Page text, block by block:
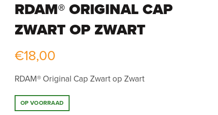
RDAM® ORIGINAL CAP
ZWART OP ZWART
€18,00
RDAM® Original Cap Zwart op Zwart
OP VOORRAAD